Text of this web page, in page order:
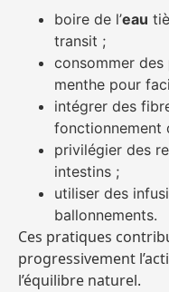
boire de l’eau
transit ;
consommer des
menthe pour
intégrer des
fonctionnement
privilégier des
intestins ;
utiliser des
ballonnements.
Ces pratiques
progressivement
l’équilibre naturel.